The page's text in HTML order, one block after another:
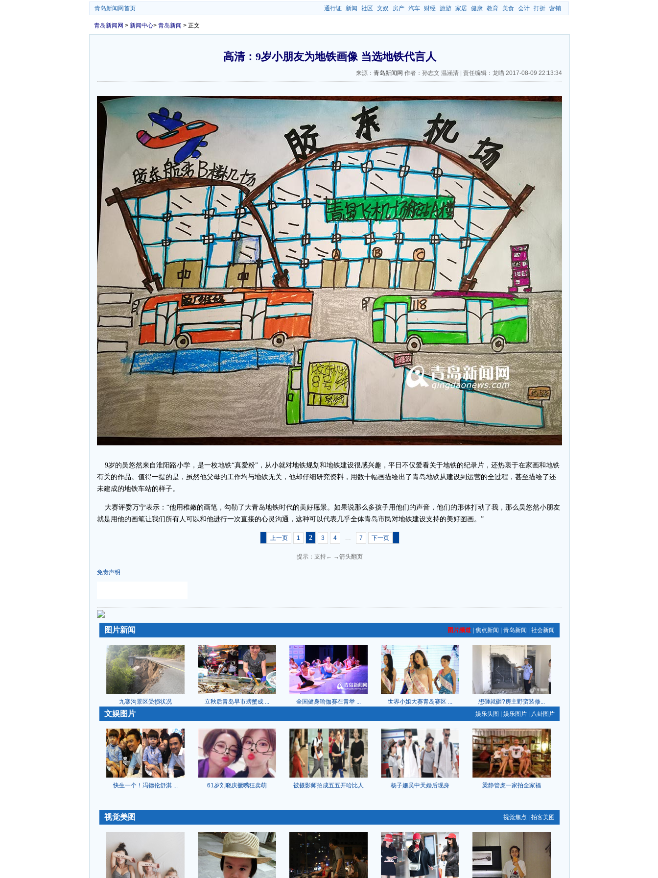
青岛新闻网首页 通行证 新闻 社区 文娱 房产 汽车 财经 旅游 家居 健康 教育 美食 会计 打折 营销
青岛新闻网 > 新闻中心> 青岛新闻 > 正文
高清：9岁小朋友为地铁画像 当选地铁代言人
来源： 青岛新闻网 作者：孙志文 温涵清 责任编辑：龙喵 2017-08-09 22:13:34
9岁的吴悠然来自淮阳路小学，是一枚地铁“真爱粉”，从小就对地铁规划和地铁建设很感兴趣，平日不仅爱看关于地铁的纪录片，还热衷于在家画和地铁
有关的作品。值得一提的是，虽然他父母的工作均与地铁无关，他却仔细研究资料，用数十幅画描绘出了青岛地铁从建设到运营的全过程，甚至描绘了还
未建成的地铁车站的样子。
大赛评委万宁表示：“他用稚嫩的画笔，勾勒了大青岛地铁时代的美好愿景。如果说那么多孩子用他们的声音，他们的形体打动了我，那么吴悠然小朋友
就是用他的画笔让我们所有人可以和他进行一次直接的心灵沟通，这种可以代表几乎全体青岛市民对地铁建设支持的美好图画。”
上一页 1 2 3 4 ... 7 下一页
提示：支持← →箭头翻页
免责声明
-
-
图片频道 焦点新闻 青岛新闻 社会新闻
图片新闻
九寨沟景区受损状况 立秋后青岛早市螃蟹成 ... 全国健身瑜伽赛在青举 ... 世界小姐大赛青岛赛区 ...
想砸就砸?房主野蛮装修...
娱乐头图 娱乐图片 八卦图片
文娱图片
快生一个！冯德伦舒淇 ... 61岁刘晓庆撅嘴狂卖萌 被摄影师拍成五五开哈比人 杨子姗吴中天婚后现身 梁静管虎一家拍全家福
视觉焦点 拍客美图
视觉美图